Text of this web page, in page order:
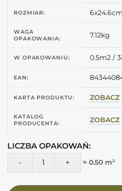
ROZMIAR: 6x24.6cm
WAGA
OPAKOWANIA:
7.12kg
W OPAKOWANIU: 0.5m2 /
EAN:
KARTA PRODUKTU: ZOBACZ
KATALOG
PRODUCENTA:
ZOBACZ
LICZBA OPAKOWAŃ:
ilość Harmony LAGOON SAND
≈ 0.50 m²